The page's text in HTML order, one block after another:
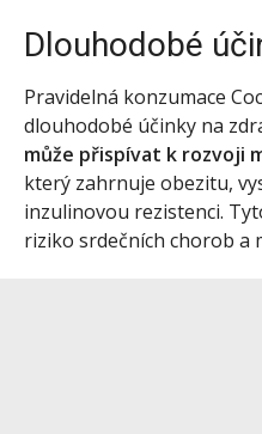
Dlouhodobé
Pravidelná konzumace
dlouhodobé účinky na
může přispívat k rozvoji
který zahrnuje obezitu,
inzulinovou rezistenci.
riziko srdečních chorob a